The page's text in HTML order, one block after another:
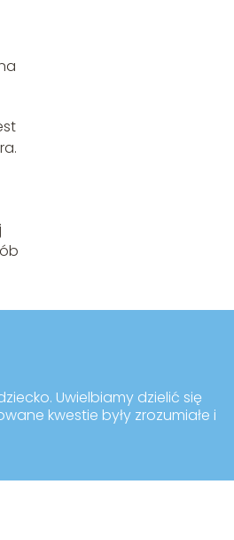
Uwielbiamy dzielić się
kwestie były zrozumiałe i